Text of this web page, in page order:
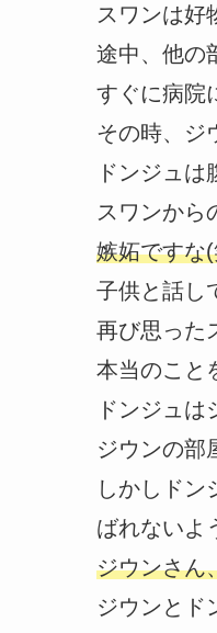
スワンは好
途中、他の
すぐに病院
その時、ジ
ドンジュは
スワンから
嫉妬ですな
子供と話し
再び思った
本当のこと
ドンジュは
ジウンの部
しかしドン
ばれないよ
ジウンさん
ジウンとド